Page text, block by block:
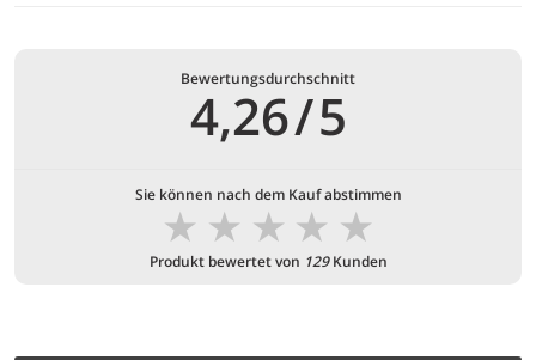
Bewertungsdurchschnitt
4,26/5
Sie können nach dem Kauf abstimmen
★
★
★
★
★
Produkt bewertet von 129Kunden